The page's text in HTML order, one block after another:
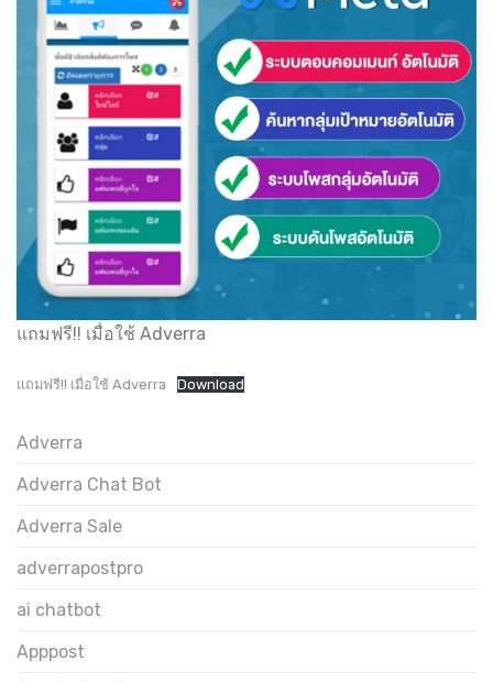
แถมฟรี!! เมื่อใช้ Adverra
แถมฟรี!! เมื่อใช้ Adverra Download
Adverra
Adverra Chat Bot
Adverra Sale
adverrapostpro
ai chatbot
Apppost